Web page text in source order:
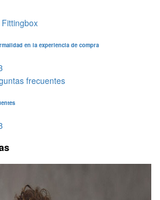
en la experiencia de compra